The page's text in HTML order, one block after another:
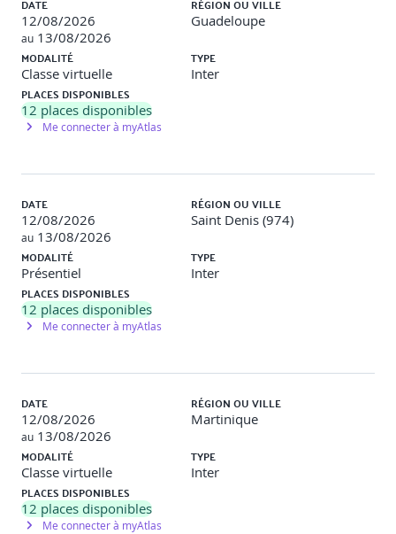
Posture et langage non-verbal
Impact du langage corporel et de la gestuelle dans
Simulation et feedback collectif sur la posture et
Techniques avancées de conviction
Storytelling, argumentation et persuasion dans la
Exercices pratiques en binôme pour convaincre un
Gagner en confiance lors des interventions
DATE
12/08/2026
au 13/08/2026
RÉGION OU VILLE
Guadeloupe
MODALITÉ
Classe virtuelle
TYPE
Inter
PLACES DISPONIBLES
12 places disponibles
Me connecter à myAtlas
DATE
12/08/2026
au 13/08/2026
RÉGION OU VILLE
Saint Denis (974)
MODALITÉ
Présentiel
TYPE
Inter
PLACES DISPONIBLES
12 places disponibles
Me connecter à myAtlas
DATE
12/08/2026
au 13/08/2026
RÉGION OU VILLE
Martinique
MODALITÉ
Classe virtuelle
TYPE
Inter
PLACES DISPONIBLES
12 places disponibles
Me connecter à myAtlas